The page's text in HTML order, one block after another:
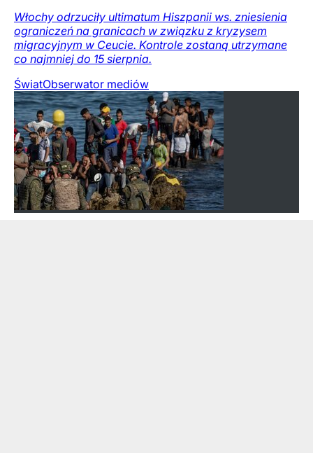
Włochy odrzuciły ultimatum Hiszpanii ws. zniesienia
ograniczeń na granicach w związku z kryzysem
migracyjnym w Ceucie. Kontrole zostaną utrzymane
co najmniej do 15 sierpnia.
ŚwiatObserwator mediów